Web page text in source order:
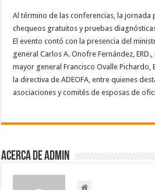
Al término de las conferencias, la jornada
chequeos gratuitos y pruebas
El evento contó con la presencia del
general Carlos A. Onofre Fernández, ERD.,
mayor general Francisco Ovalle Pichardo,
la directiva de ADEOFA, entre quienes
asociaciones y comités de esposas de
Acerca de admin